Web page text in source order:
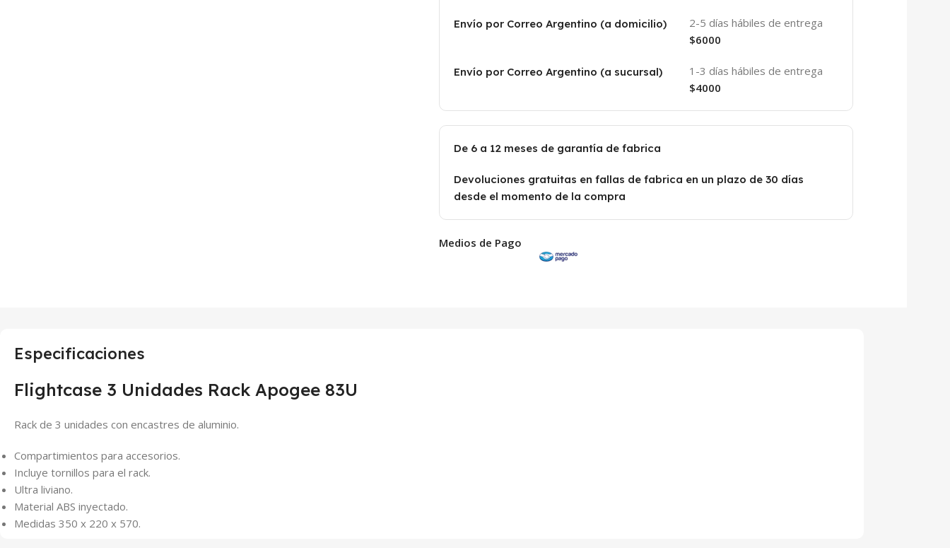
Envío por Correo Argentino (a domicilio)
2-5 días hábiles de entrega
$6000
Envío por Correo Argentino (a sucursal)
1-3 días hábiles de entrega
$4000
De 6 a 12 meses de garantía de fabrica
Devoluciones gratuitas en fallas de fabrica en un plazo de 30 días
desde el momento de la compra
Medios de Pago
Especificaciones
Flightcase 3 Unidades Rack Apogee 83U
Rack de 3 unidades con encastres de aluminio.
Compartimientos para accesorios.
Incluye tornillos para el rack.
Ultra liviano.
Material ABS inyectado.
Medidas 350 x 220 x 570.